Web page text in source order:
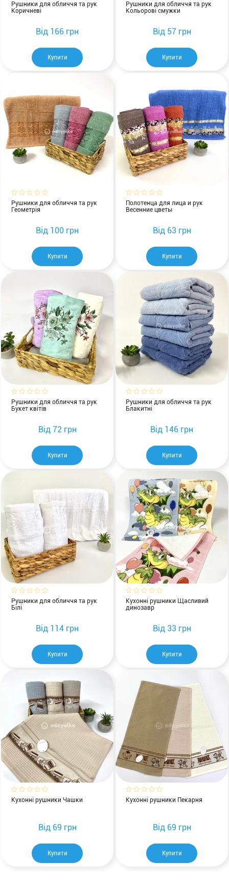
Рушники для обличчя та рук
Коричневі
Купити
Від 166 грн
Рушники для обличчя та рук
Кольорові смужки
Купити
Від57 грн
Рушники для обличчя та рук
Геометрія
Купити
Від 100 грн
Полотенца для лица и рук
Весенние цветы
Купити
Від63 грн
Рушники для обличчя та рук
Букет квітів
Купити
Від72 грн
Рушники для обличчя та рук
Блакитні
Купити
Від 146 грн
Рушники для обличчя та рук
Білі
Купити
Від 114 грн
Кухонні рушники Щасливий
динозавр
Купити
Від33 грн
Кухонні рушники Чашки
Купити
Від69 грн
Кухонні рушники Пекарня
Купити
Від69 грн